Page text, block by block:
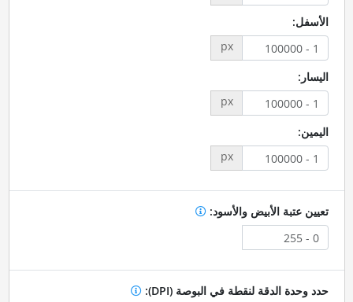
الأسفل:
px
اليسار:
px
اليمين:
px
تعيين عتبة الأبيض والأسود:
حدد وحدة الدقة لنقطة في البوصة (DPI):